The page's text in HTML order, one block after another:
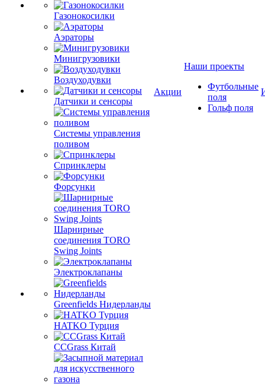
Газонокосилки
Аэраторы
Минигрузовики
Воздуходувки
Датчики и сенсоры
Системы управления
поливом
Спринклеры
Форсунки
Шарнирные
соединения TORO
Swing Joints
Электроклапаны
Greenfields Нидерланды
HATKO Турция
CCGrass Китай
Акции
Наши проекты
Футбольные
поля
Гольф поля